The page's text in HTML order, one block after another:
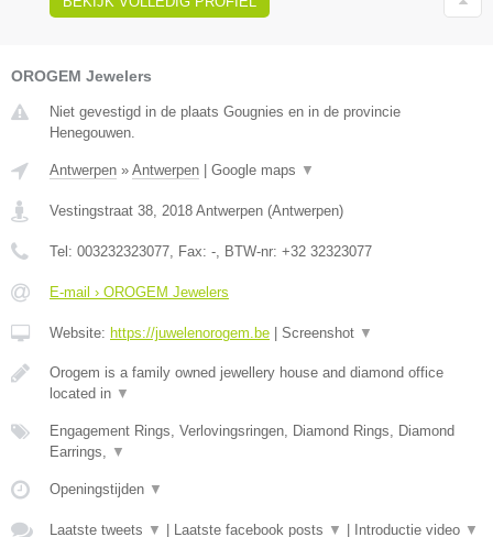
OROGEM Jewelers
Niet gevestigd in de plaats Gougnies en in de provincie
Henegouwen.
Antwerpen » Antwerpen Google maps ▼
Vestingstraat 38, 2018 Antwerpen (Antwerpen)
Tel: 003232323077, Fax: -, BTW-nr: +32 32323077
E-mail › OROGEM Jewelers
Website: https://juwelenorogem.be Screenshot ▼
Orogem is a family owned jewellery house and diamond office
located in ▼
Engagement Rings, Verlovingsringen, Diamond Rings, Diamond
Earrings, ▼
Openingstijden ▼
Laatste tweets ▼ Laatste facebook posts ▼ Introductie video ▼